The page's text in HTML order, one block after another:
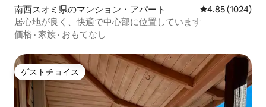
南西スオミ県のマンション・アパート レビュー1024
4.85 (1024)
居心地が良く、快適で中心部に位置しています
価格 · 家族 · おもてなし
ゲストチョイス
ゲストチョイス